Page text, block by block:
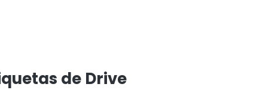
de Drive